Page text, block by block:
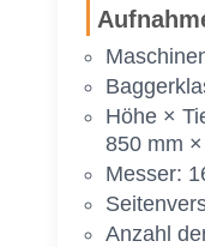
40
Höhe ×
850 mm
Mes­ser:
An­zahl